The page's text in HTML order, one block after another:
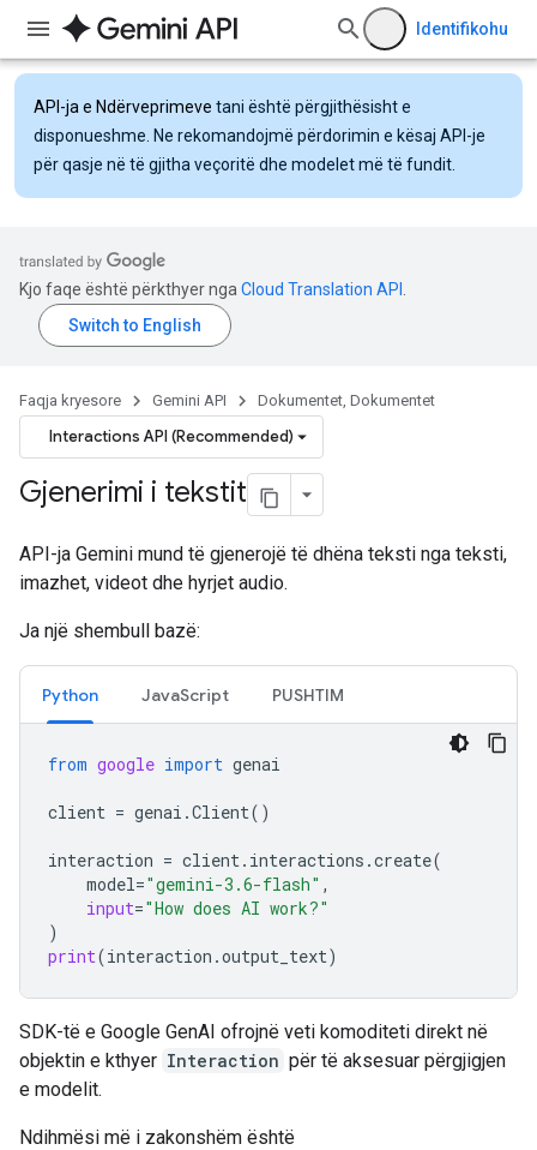
Identifikohu
API-ja e Ndërveprimeve tani është përgjithësisht e
disponueshme. Ne rekomandojmë përdorimin e kësaj API-je
për qasje në të gjitha veçoritë dhe modelet më të fundit.
Kjo faqe është përkthyer nga Cloud Translation API
Faqja kryesore Gemini API Dokumentet, Dokumentet
Interactions API (Recommended)
Gjenerimi i tekstit
API-ja Gemini mund të gjenerojë të dhëna teksti nga teksti,
imazhet, videot dhe hyrjet audio.
Ja një shembull bazë:
Python JavaScript PUSHTIM
from google import genai
client = genai .Client()
interaction = client. interactions .create(
model="gemini-3.6-flash" ,
input="How does AI work?"
)
print(interaction .output_text)
SDK-të e Google GenAI ofrojnë veti komoditeti direkt në
objektin e kthyer Interaction për të aksesuar përgjigjen
e modelit.
Ndihmësi më i zakonshëm është